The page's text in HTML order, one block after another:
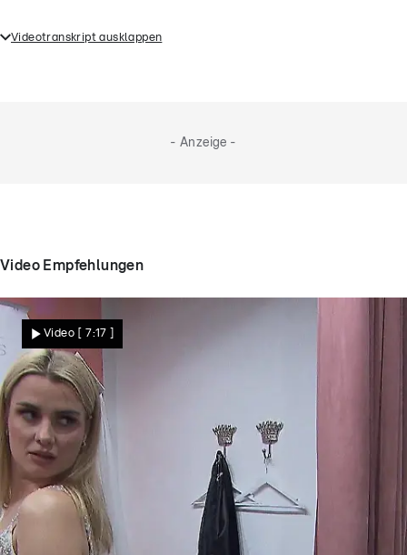
'Zwischen Tüll und Tränen' zeigt Regina im zweiten
beweisen, ob er sie wirklich mehr abholt.
Videotranskript ausklappen
- Anzeige -
Video Empfehlungen
Video [ 7:17 ]